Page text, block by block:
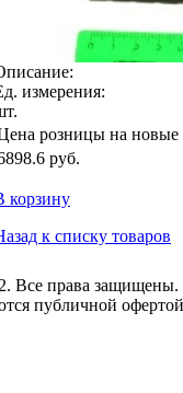
измерения:
розницы на новые
руб.
корзину
к списку товаров
Все права защищены.
публичной офертой